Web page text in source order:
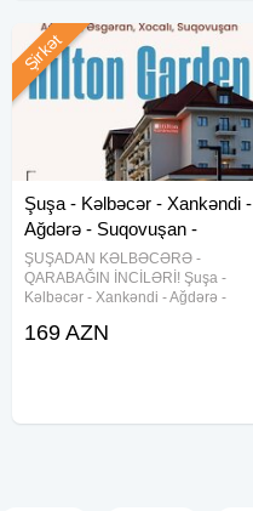
Şuşa - Kəlbəcər - Xankəndi -
Ağdərə - Suqovuşan -
Ağdam - Xo
ŞUŞADAN KƏLBƏCƏRƏ -
QARABAĞIN İNCİLƏRİ! Şuşa -
Kəlbəcər - Xankəndi - Ağdərə -
Əsgəran turu Tarixlər (2 günlük):
Şirkət
169 AZN